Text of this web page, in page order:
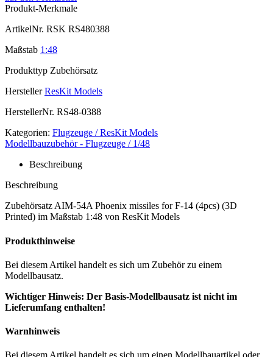
Produkt-Merkmale
ArtikelNr. RSK RS480388
Maßstab 1:48
Produkttyp Zubehörsatz
Hersteller ResKit Models
HerstellerNr. RS48-0388
Kategorien: Flugzeuge / ResKit Models
Modellbauzubehör - Flugzeuge / 1/48
Beschreibung
Beschreibung
Zubehörsatz AIM-54A Phoenix missiles for F-14 (4pcs) (3D
Printed) im Maßstab 1:48 von ResKit Models
Produkthinweise
Bei diesem Artikel handelt es sich um Zubehör zu einem
Modellbausatz.
Wichtiger Hinweis: Der Basis-Modellbausatz ist nicht im
Lieferumfang enthalten!
Warnhinweis